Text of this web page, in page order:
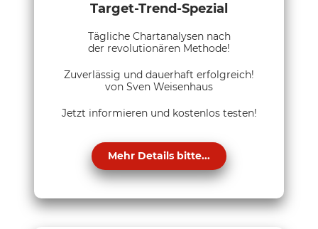
Target-Trend-Spezial
Tägliche Chartanalysen nach
der revolutionären Methode!
Zuverlässig und dauerhaft erfolgreich!
von Sven Weisenhaus
Jetzt informieren und kostenlos testen!
Mehr Details bitte...